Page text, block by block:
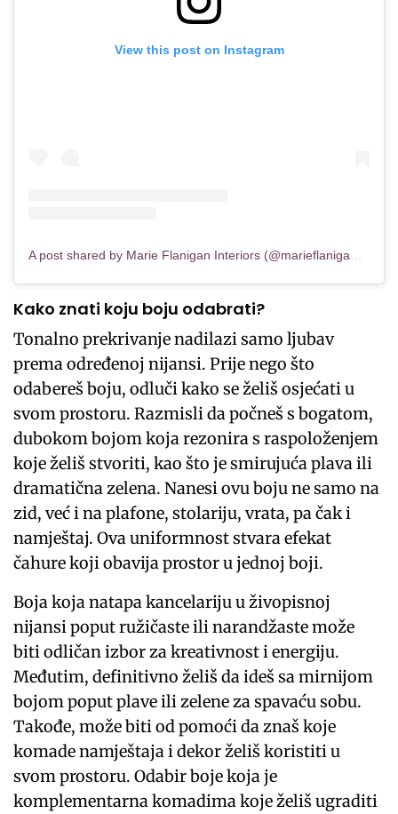
View this post on Instagram
Kako znati koju boju odabrati?
Tonalno prekrivanje nadilazi samo ljubav
prema određenoj nijansi. Prije nego što
odabereš boju, odluči kako se želiš osjećati u
svom prostoru. Razmisli da počneš s bogatom,
dubokom bojom koja rezonira s raspoloženjem
koje želiš stvoriti, kao što je smirujuća plava ili
dramatična zelena. Nanesi ovu boju ne samo na
zid, već i na plafone, stolariju, vrata, pa čak i
namještaj. Ova uniformnost stvara efekat
čahure koji obavija prostor u jednoj boji.
Boja koja natapa kancelariju u živopisnoj
nijansi poput ružičaste ili narandžaste može
biti odličan izbor za kreativnost i energiju.
Međutim, definitivno želiš da ideš sa mirnijom
bojom poput plave ili zelene za spavaću sobu.
Takođe, može biti od pomoći da znaš koje
komade namještaja i dekor želiš koristiti u
svom prostoru. Odabir boje koja je
komplementarna komadima koje želiš ugraditi